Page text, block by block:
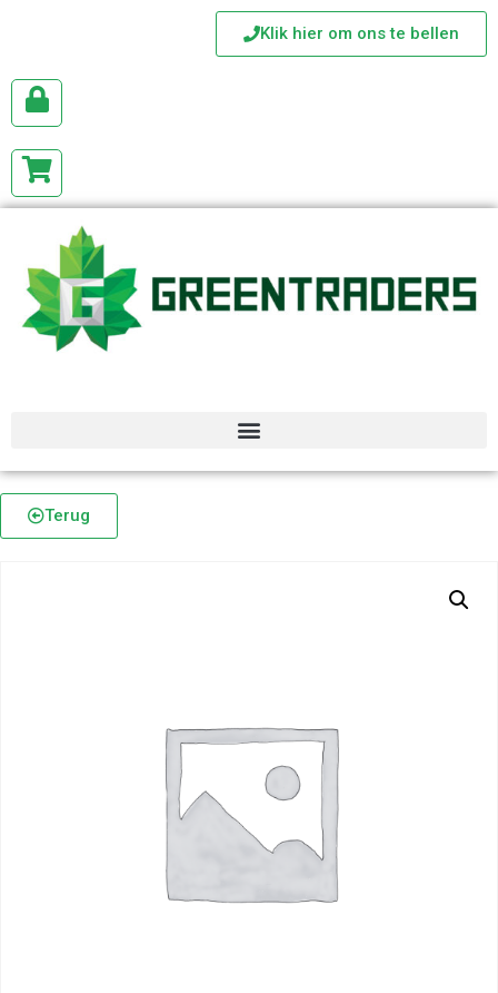
Klik hier om ons te bellen
Terug